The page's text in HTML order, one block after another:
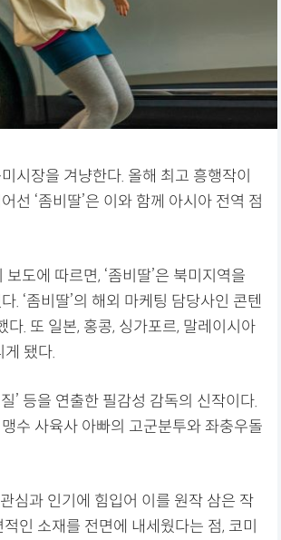
시장을 겨냥한다. 올해 최고 흥행작이
‘좀비딸’은 이와 함께 아시아 전역 점
도에 따르면, ‘좀비딸’은 북미지역을
. ‘좀비딸’의 해외 마케팅 담당사인 콘텐
. 또 일본, 홍콩, 싱가포르, 말레이시아
됐다.
’ 등을 연출한 필감성 감독의 신작이다.
수 사육사 아빠의 고군분투와 좌충우돌
심과 인기에 힘입어 이를 원작 삼은 작
인 소재를 전면에 내세웠다는 점, 코미